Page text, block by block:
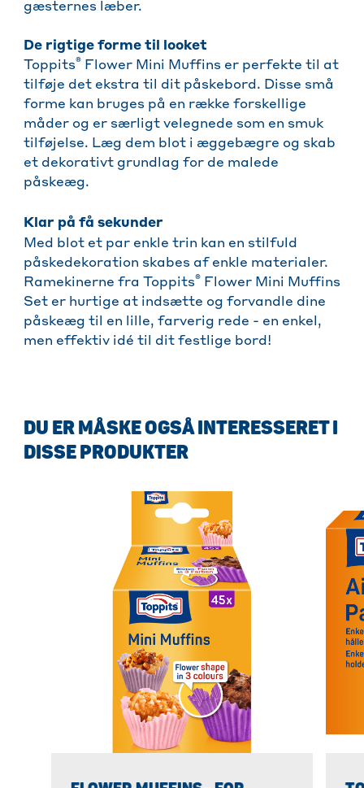
gæsternes læber.
De rigtige forme til looket
Toppits® Flower Mini Muffins er perfekte til at
tilføje det ekstra til dit påskebord. Disse små
forme kan bruges på en række forskellige
måder og er særligt velegnede som en smuk
tilføjelse. Læg dem blot i æggebægre og skab
et dekorativt grundlag for de malede
påskeæg.
Klar på få sekunder
Med blot et par enkle trin kan en stilfuld
påskedekoration skabes af enkle materialer.
Ramekinerne fra Toppits® Flower Mini Muffins
Set er hurtige at indsætte og forvandle dine
påskeæg til en lille, farverig rede - en enkel,
men effektiv idé til dit festlige bord!
DU ER MÅSKE OGSÅ INTERESSERET I
DISSE PRODUKTER